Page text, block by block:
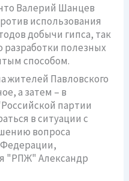
Валерий Шанцев
использования
добычи гипса, так
разработки полезных
способом.
жителей Павловского
а затем – в
партии
в ситуации с
вопроса
"РПЖ" Александр